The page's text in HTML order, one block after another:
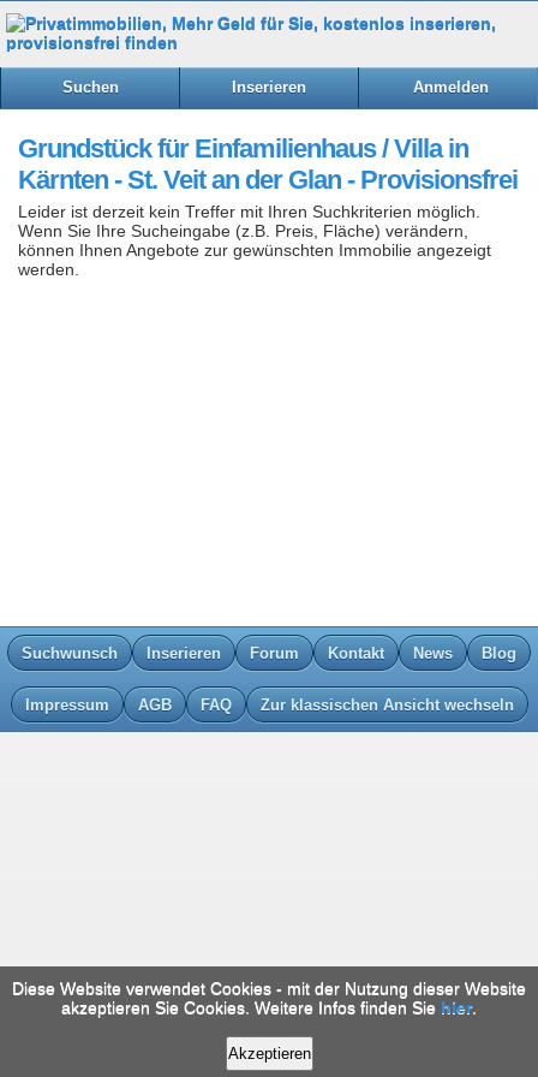
Suchen Inserieren Anmelden
Grundstück für Einfamilienhaus / Villa in
Kärnten - St. Veit an der Glan - Provisionsfrei
Leider ist derzeit kein Treffer mit Ihren Suchkriterien möglich.
Wenn Sie Ihre Sucheingabe (z.B. Preis, Fläche) verändern,
können Ihnen Angebote zur gewünschten Immobilie angezeigt
werden.
Suchwunsch Inserieren Forum Kontakt News Blog
Impressum AGB FAQ Zur klassischen Ansicht wechseln
Diese Website verwendet Cookies - mit der Nutzung dieser Website
akzeptieren Sie Cookies. Weitere Infos finden Sie hier.